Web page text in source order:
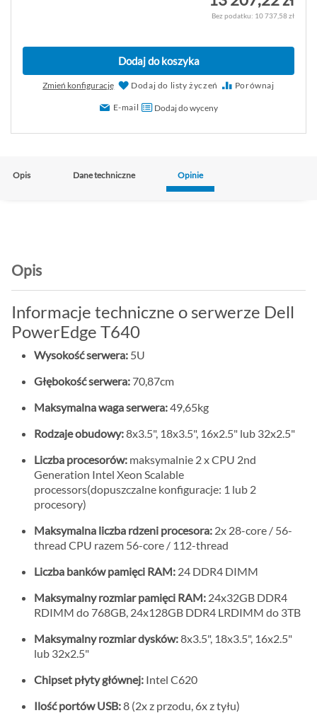
10 737,58 zł
Dodaj do koszyka
Zmień konfigurację Dodaj do listy życzeń Porównaj
E-mail Dodaj do wyceny
Opis Dane techniczne Opinie
Opis
Informacje techniczne o serwerze Dell
PowerEdge T640
Wysokość serwera: 5U
Głębokość serwera: 70,87cm
Maksymalna waga serwera:49,65kg
Rodzaje obudowy:8x3.5", 18x3.5", 16x2.5" lub 32x2.5"
Liczba procesorów: maksymalnie 2 x CPU 2nd
Generation Intel Xeon Scalable
processors(dopuszczalne konfiguracje: 1 lub 2
procesory)
Maksymalna liczba rdzeni procesora: 2x 28-core / 56-
thread CPU razem 56-core / 112-thread
Liczba banków pamięci RAM: 24 DDR4 DIMM
Maksymalny rozmiar pamięci RAM: 24x32GB DDR4
RDIMM do 768GB, 24x128GB DDR4 LRDIMM do 3TB
Maksymalny rozmiar dysków:8x3.5", 18x3.5", 16x2.5"
lub 32x2.5"
Chipset płyty głównej: Intel C620
Ilość portów USB:8 (2x z przodu, 6x z tyłu)